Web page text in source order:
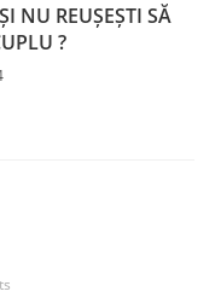
NU REUȘEȘTI SĂ
?